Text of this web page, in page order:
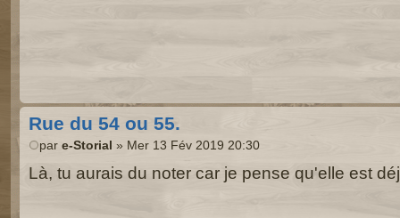
Rue du 54 ou 55.
par e-Storial » Mer 13 Fév 2019 20:30
Là, tu aurais du noter car je pense qu'elle est